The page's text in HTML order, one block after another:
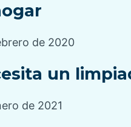
de 2020
un
de 2021